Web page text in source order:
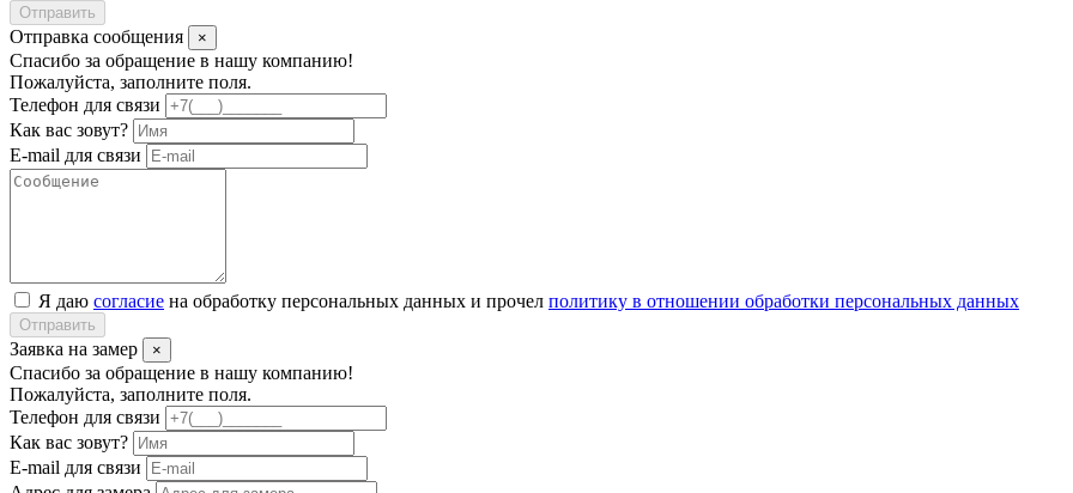
Отправить
Отправка сообщения ×
Спасибо за обращение в нашу компанию!
Пожалуйста, заполните поля.
Телефон для связи
Как вас зовут?
E-mail для связи
Я даю согласие на обработку персональных данных и прочел политику в отношении обработки персональных данных
Отправить
Заявка на замер ×
Спасибо за обращение в нашу компанию!
Пожалуйста, заполните поля.
Телефон для связи
Как вас зовут?
E-mail для связи